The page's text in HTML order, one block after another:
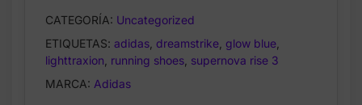
–
Women’s
Size
CATEGORÍA: Uncategorized
ETIQUETAS: adidas dreamstrike glow blue
lighttraxion running shoes supernova rise 3
MARCA: Adidas